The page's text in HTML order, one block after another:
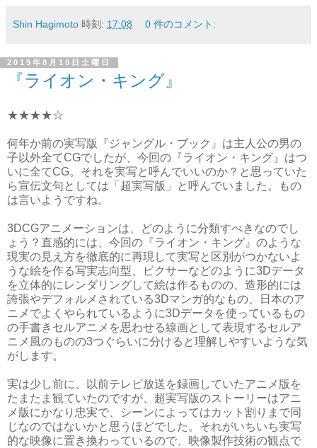
Shin Hagimoto 時刻: 17:08 0 件のコメント:
2019年8月10日土曜日
『ライオン・キング』
★★★★☆
何年か前の実写版『ジャングル・ブック』は主人公の男の
子以外全てCGでしたが、今回の『ライオン・キング』はつ
いに全てCG。それを実写と呼んでいいのか？と思っていた
ら宣伝文句としては「超実写版」と呼んでいました。もの
は言いようですね。
3DCGアニメーションは、どのように分類すべきなのでし
ょう？直感的には、今回の『ライオン・キング』のような
現実の見え方を徹底的に再現して実写と区別がつかないよ
うな絵を作る写実志向型、ピクサーなどのように3Dデータ
を立体的にレンダリングして絵は作るものの、造形的には
誇張やデフォルメされている3Dマンガ的なもの、日本のア
ニメでよくやられているように3Dデータを使っているもの
の手書きセルアニメを思わせる線画として表現するセルア
ニメ風のものの3つぐらいに分けると理解しやすいような気
がします。
実は少し前に、以前テレビ放送を録画していたアニメ版を
たまたま観ていたのですが、超実写版のストーリーはアニ
メ版にかなり忠実で、シーンによってはカット割りまで同
じなのではないかと思うほどでした。それがいちいち実写
的な映像に置き換わっているので、映像製作技術の観点で